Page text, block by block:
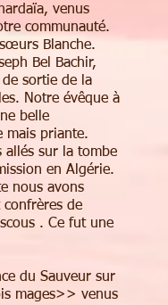
venus
communauté.
Blanche.
Bel Bachir,
sortie de la
Notre évêque à
belle
mais priante.
allés sur la tombe
en Algérie.
nous avons
de
. Ce fut une
du Sauveur sur
mages>> venus